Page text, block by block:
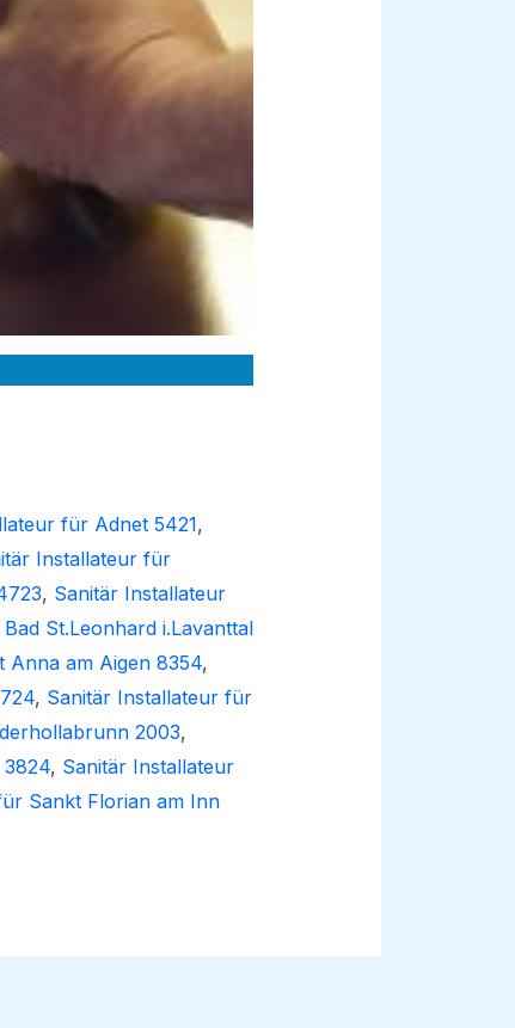
für Adnet 5421,
Installateur für
, Sanitär Installateur
St.Leonhard i.Lavanttal
Anna am Aigen 8354,
, Sanitär Installateur für
2003,
, Sanitär Installateur
Sankt Florian am Inn